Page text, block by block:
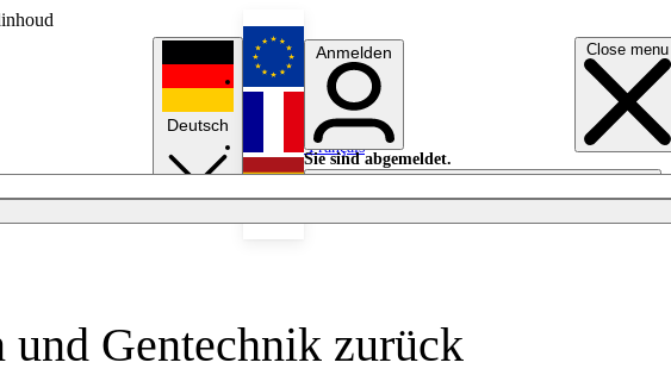
Close menu
Deutsch
English
Français
Anmelden
Sie sind abgemeldet.
Anmelden
Licht aus
und Gentechnik zurück